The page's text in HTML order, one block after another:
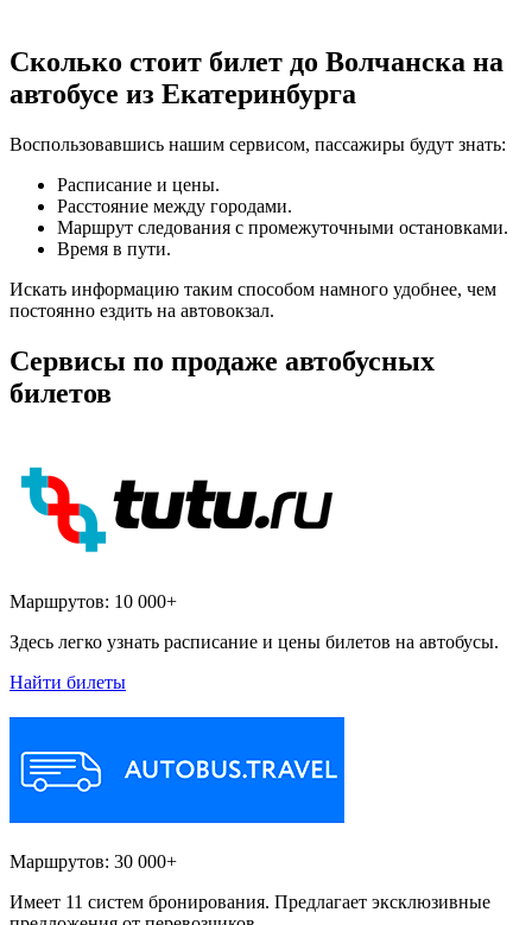
Сколько стоит билет до Волчанска на
автобусе из Екатеринбурга
Воспользовавшись нашим сервисом, пассажиры будут знать:
Расписание и цены.
Расстояние между городами.
Маршрут следования с промежуточными остановками.
Время в пути.
Искать информацию таким способом намного удобнее, чем
постоянно ездить на автовокзал.
Сервисы по продаже автобусных
билетов
Маршрутов: 10 000+
Здесь легко узнать расписание и цены билетов на автобусы.
Найти билеты
Маршрутов: 30 000+
Имеет 11 систем бронирования. Предлагает эксклюзивные